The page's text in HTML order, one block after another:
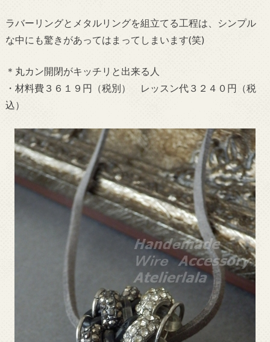
ラバーリングとメタルリングを組立てる工程は、シンプル
な中にも驚きがあってはまってしまいます(笑)
＊丸カン開閉がキッチリと出来る人
・材料費３６１９円（税別） レッスン代３２４０円（税
込）